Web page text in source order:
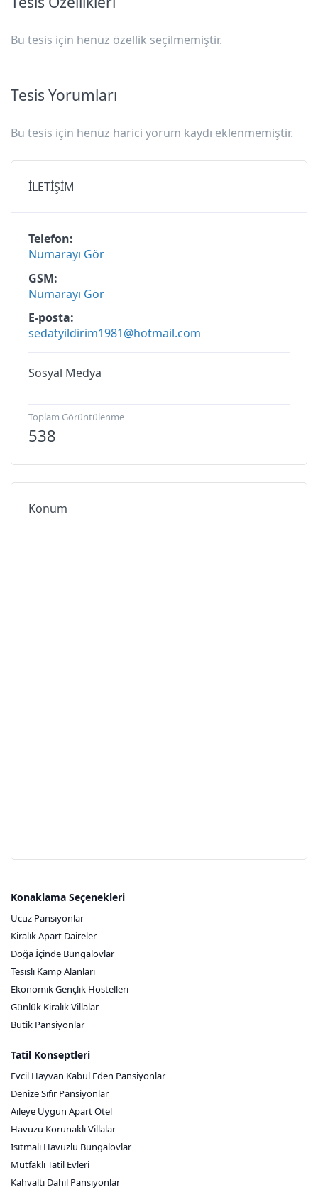
4 Kişilik Oda — 4 Kişilik Oda
Kızkalesi Etap Otel
Bu tesis için henüz özellik seçilmemiştir.
Tesis Yorumları
Bu tesis için henüz harici yorum kaydı eklenmemiştir.
İLETİŞİM
Telefon
Numarayı Gör
GSM
Numarayı Gör
E-posta
sedatyildirim1981@hotmail.com
Sosyal Medya
Toplam Görüntülenme
538
Konum
Konaklama Seçenekleri
Ucuz Pansiyonlar
Kiralık Apart Daireler
Doğa İçinde Bungalovlar
Tesisli Kamp Alanları
Ekonomik Gençlik Hostelleri
Günlük Kiralık Villalar
Butik Pansiyonlar
Tatil Konseptleri
Evcil Hayvan Kabul Eden Pansiyonlar
Denize Sıfır Pansiyonlar
Aileye Uygun Apart Otel
Havuzu Korunaklı Villalar
Isıtmalı Havuzlu Bungalovlar
Mutfaklı Tatil Evleri
Kahvaltı Dahil Pansiyonlar